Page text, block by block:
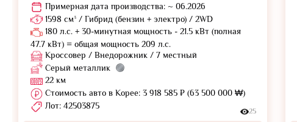
Примерная дата производства: ~ 06.2026
1598 см³ / Гибрид (бензин + электро) / 2WD
180 л.с. + 30-минутная мощность - 21.5 кВт (полная
47.7 кВт) = общая мощность 209 л.с.
Кроссовер / Внедорожник / 7 местный
Серый металлик
22 км
Стоимость авто в Корее: 3 918 585 ₽ (63 500 000 ₩)
Лот: 42503875
25